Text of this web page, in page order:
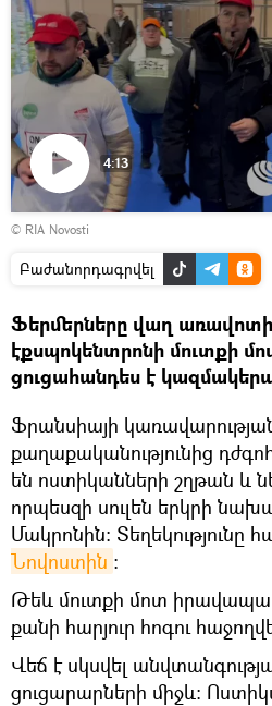
Դիտել
տեսանյութը
4:13
© RIA Novosti
Բաժանորդագրվել
Ֆերմերները վաղ
էքսպոկենտրոնի մուտքի
ցուցահանդես է
Ֆրանսիայի
քաղաքականությունից
են ոստիկանների շղթան և
որպեսզի սուլեն երկրի
Մակրոնին։ Տեղեկությունը
Նովոստին ։
Թեև մուտքի մոտ
քանի հարյուր հոգու
Վեճ է սկսվել
ցուցարարների միջև։